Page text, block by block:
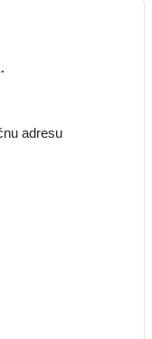
adresu